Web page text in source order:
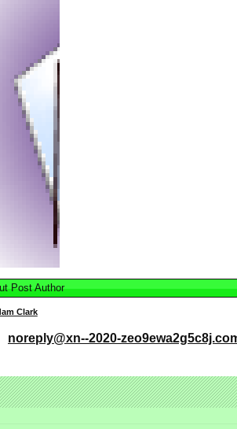
Post Author
Clark
noreply@xn--2020-